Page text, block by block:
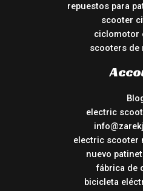
repuestos para
scooter
ciclomotor
scooters de
electric
electric scooter
nuevo
fábrica de
bicicleta